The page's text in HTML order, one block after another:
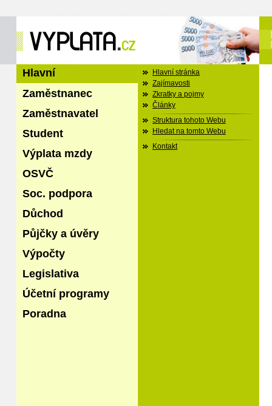
Hlavní
Zaměstnanec
Zaměstnavatel
Student
Výplata mzdy
OSVČ
Soc. podpora
Důchod
Půjčky a úvěry
Výpočty
Legislativa
Účetní programy
Poradna
Hlavní stránka
Zajímavosti
Zkratky a pojmy
Články
Struktura tohoto Webu
Hledat na tomto Webu
Kontakt